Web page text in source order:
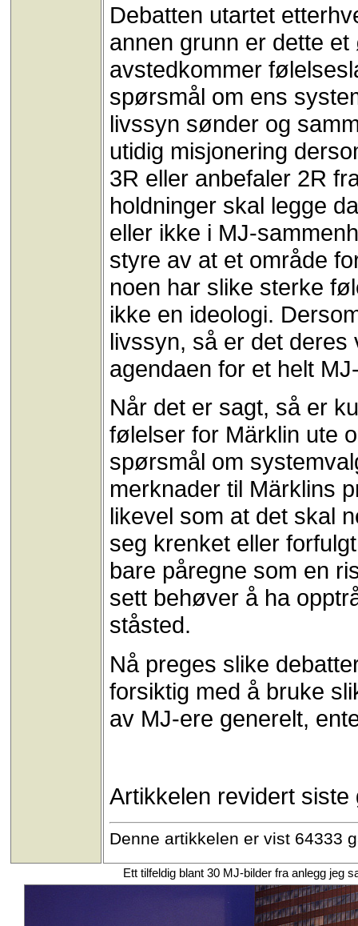
Debatten utartet
annen grunn er dette
avstedkommer
spørsmål om ens
livssyn sønder og
utidig misjonering
3R eller anbefaler 2R
holdninger skal legge
eller ikke i MJ-
styre av at et område
noen har slike sterke
ikke en ideologi.
livssyn, så er det deres
agendaen for et helt
Når det er sagt, så er
følelser for Märklin ute
spørsmål om
merknader til Märklins
likevel som at det skal
seg krenket eller
bare påregne som en
sett behøver å ha
ståsted.
Nå preges slike
forsiktig med å bruke
av MJ-ere generelt,
Artikkelen revidert siste
Denne artikkelen er vist 64333
Ett tilfeldig blant 30 MJ-bilder fra anlegg jeg